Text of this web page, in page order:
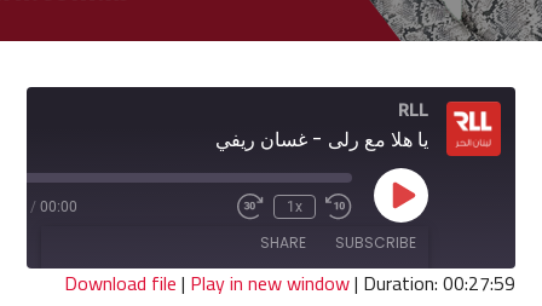
RLL
يا هلا مع رلى - غسان ريفي
Play
Episode
Rewind
10
Seconds
1x
Fast
seconds
00:00
/
SUBSCRIBE
SHARE
Download file| Play in new window| Duration: 00:27:59